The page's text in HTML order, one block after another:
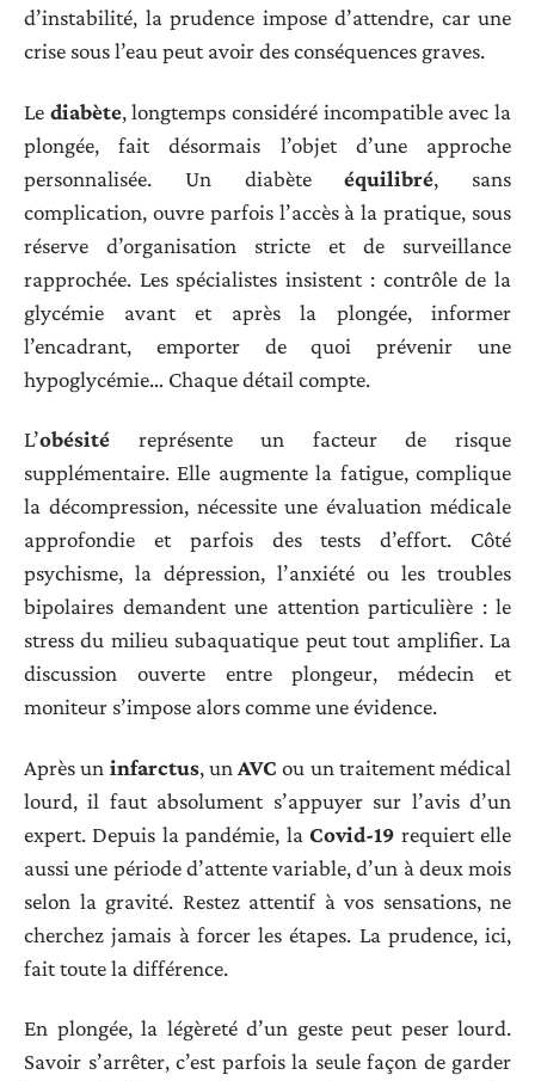
d’instabilité, la prudence impose d’attendre, car une
crise sous l’eau peut avoir des conséquences graves.
Le diabète, longtemps considéré incompatible avec la
plongée, fait désormais l’objet d’une approche
personnalisée. Un diabèteéquilibré, sans
complication, ouvre parfois l’accès à la pratique, sous
réserve d’organisation stricte et de surveillance
rapprochée. Les spécialistes insistent : contrôle de la
glycémie avant et après la plongée, informer
l’encadrant, emporter de quoi prévenir une
hypoglycémie… Chaque détail compte.
L’obésité représente un facteur de risque
supplémentaire. Elle augmente la fatigue, complique
la décompression, nécessite une évaluation médicale
approfondie et parfois des tests d’effort. Côté
psychisme, la dépression, l’anxiété ou les troubles
bipolaires demandent une attention particulière : le
stress du milieu subaquatique peut tout amplifier. La
discussion ouverte entre plongeur, médecin et
moniteur s’impose alors comme une évidence.
Après un infarctus, un AVC ou un traitement médical
lourd, il faut absolument s’appuyer sur l’avis d’un
expert. Depuis la pandémie, laCovid-19 requiert elle
aussi une période d’attente variable, d’un à deux mois
selon la gravité. Restez attentif à vos sensations, ne
cherchez jamais à forcer les étapes. La prudence, ici,
fait toute la différence.
En plongée, la légèreté d’un geste peut peser lourd.
Savoir s’arrêter, c’est parfois la seule façon de garder